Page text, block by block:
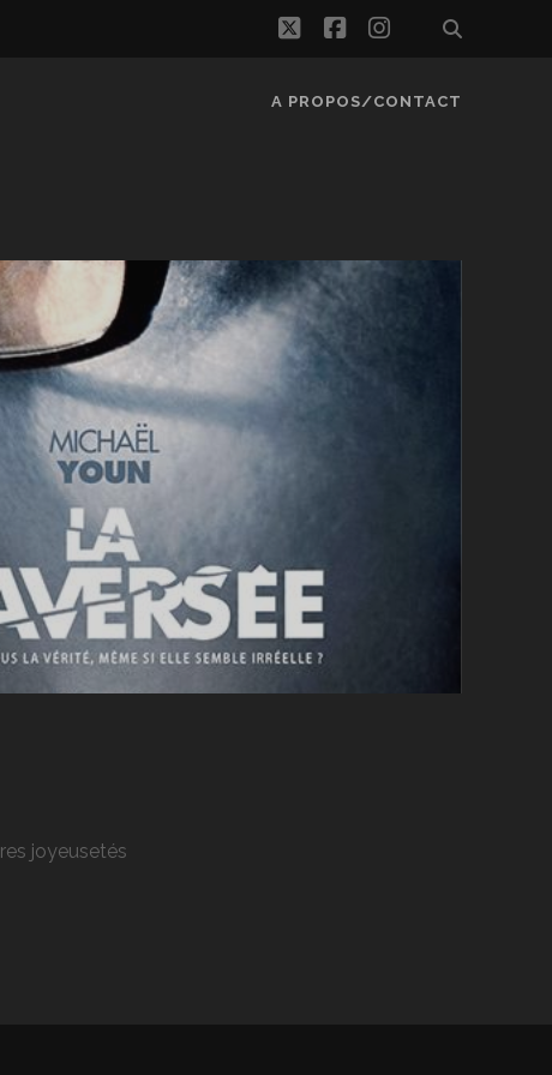
twitterfacebook
instagram
A PROPOS/CONTACT
joyeusetés